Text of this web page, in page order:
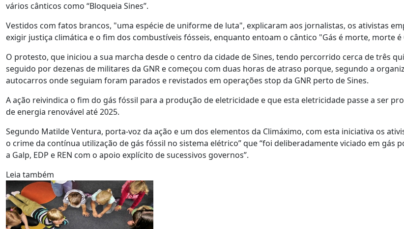
vários cânticos como “Bloqueia Sines”.
Vestidos com fatos brancos, "uma espécie de uniforme de luta", explicaram aos jornalistas, os ativistas
exigir justiça climática e o fim dos combustíveis fósseis, enquanto entoam o cântico "Gás é morte, morte é
O protesto, que iniciou a sua marcha desde o centro da cidade de Sines, tendo percorrido cerca de três
seguido por dezenas de militares da GNR e começou com duas horas de atraso porque, segundo a
autocarros onde seguiam foram parados e revistados em operações stop da GNR perto de Sines.
A ação reivindica o fim do gás fóssil para a produção de eletricidade e que esta eletricidade passe a ser
de energia renovável até 2025.
Segundo Matilde Ventura, porta-voz da ação e um dos elementos da Climáximo, com esta iniciativa os
o crime da contínua utilização de gás fóssil no sistema elétrico” que “foi deliberadamente viciado em gás
a Galp, EDP e REN com o apoio explícito de sucessivos governos”.
Leia também